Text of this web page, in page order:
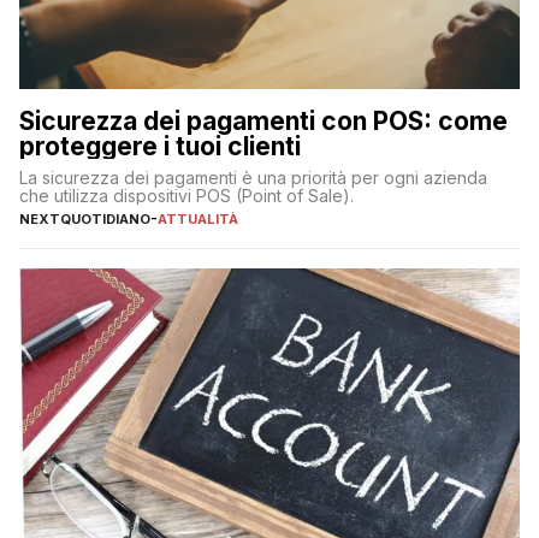
Sicurezza dei pagamenti con POS: come
proteggere i tuoi clienti
La sicurezza dei pagamenti è una priorità per ogni azienda
che utilizza dispositivi POS (Point of Sale).
NEXTQUOTIDIANO-ATTUALITÀ